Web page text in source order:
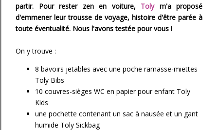
partir. Pour rester zen en voiture, Tolym'a proposé
d'emmener leur trousse de voyage, histoire d'être parée à
toute éventualité. Nous l'avons testée pour vous !
On y trouve :
8 bavoirs jetables avec une poche ramasse-miettes
Toly Bibs
10 couvres-sièges WC en papier pour enfant Toly
Kids
une pochette contenant un sac à nausée et un gant
humide Toly Sickbag